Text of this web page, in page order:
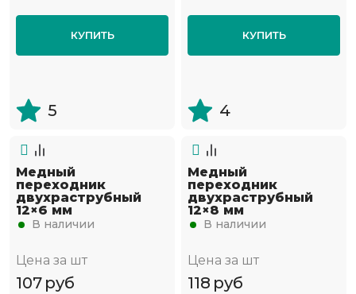
КУПИТЬ
5
КУПИТЬ
4
Медный
переходник
двухраструбный
12×6 мм
В наличии
Цена за шт
107 руб
Медный
переходник
двухраструбный
12×8 мм
В наличии
Цена за шт
118 руб